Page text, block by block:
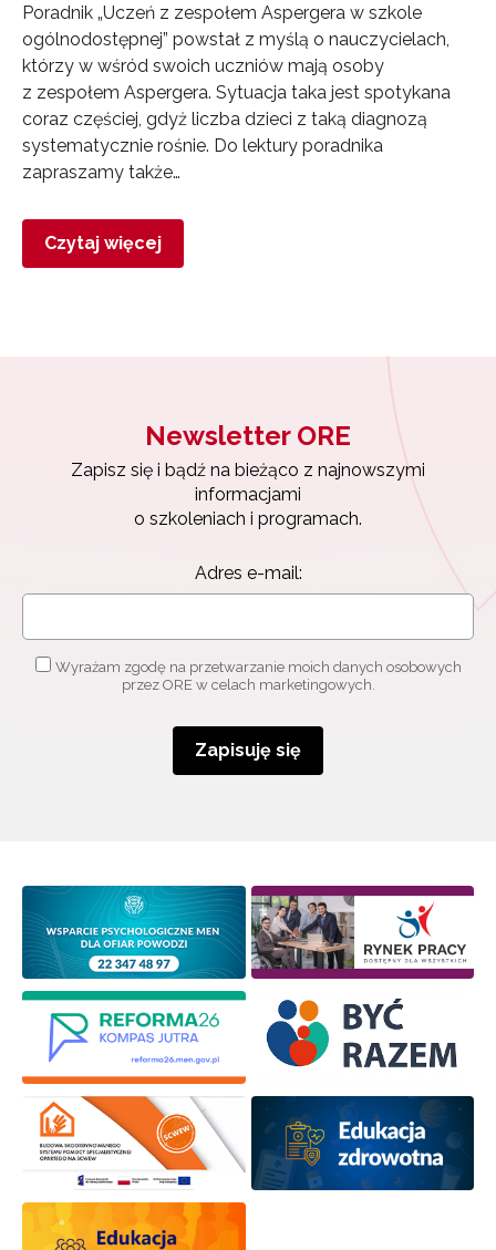
Poradnik „Uczeń z zespołem Aspergera w szkole
ogólnodostępnej” powstał z myślą o nauczycielach,
którzy w wśród swoich uczniów mają osoby
z zespołem Aspergera. Sytuacja taka jest spotykana
coraz częściej, gdyż liczba dzieci z taką diagnozą
systematycznie rośnie. Do lektury poradnika
zapraszamy także…
Czytaj więcej
Newsletter ORE
Zapisz się i bądź na bieżąco z najnowszymi
informacjami
o szkoleniach i programach.
Adres e-mail:
Wyrażam zgodę na przetwarzanie moich danych osobowych
przez ORE w celach marketingowych.
Zapisuję się